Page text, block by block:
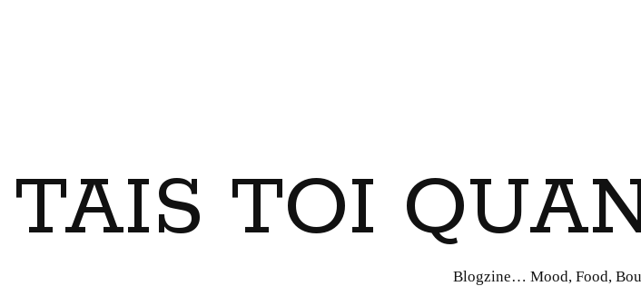
TAIS TOI
Blogzine… Mood, Food,